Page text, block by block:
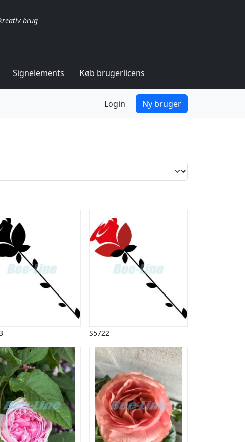
brug
Signelements Køb brugerlicens
Login Ny bruger
S5722